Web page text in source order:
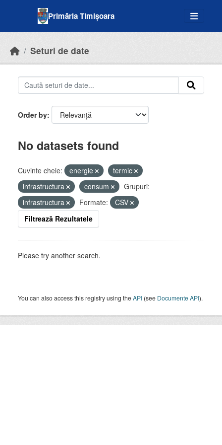
Primăria Timișoara
Seturi de date
Order by
No datasets found
Cuvinte cheie: energie
termic
infrastructura
consum
Grupuri:
infrastructura
Formate:
CSV
Filtrează Rezultatele
Please try another search.
You can also access this registry using theAPI (see Documente API).